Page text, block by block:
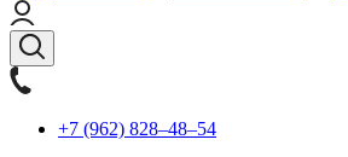
+7 (962) 828‒48‒54